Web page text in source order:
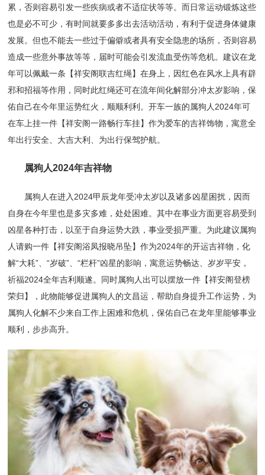
累，否则容易引发一些疾病或者不适症状等等。而日常运动锻炼这些
也是必不可少，有时间就要多多出去活动活动，有利于促进身体健康
发展。但也不能去一些过于偏僻或者具有安全隐患的场所，否则容易
造成一些意外事故等等，届时可能会引发流血受伤等危机。建议在龙
年可以佩戴一条【祥安阁联吉红绳】在身上，因红色在风水上具有辟
邪和招福等作用，同时此红绳还可在流年间化解部分冲太岁影响，保
佑自己在今年里运势红火，顺顺利利。开车一族的属狗人2024年可
在车上挂一件【祥安阁一路畅行车挂】作为爱车的吉祥饰物，寓意全
年出行安全、大吉大利、为出行保驾护航。
属狗人2024年吉祥物
属狗人在进入2024甲辰龙年受冲太岁以及诸多凶星困扰，因而
自身在今年里也是多灾多难，处处困难。其中在事业方面更容易受到
凶星各种打击，以至于自身运势大跌，事业受损严重。为此建议属狗
人请购一件【祥安阁浴凤报晓吊坠】作为2024年的开运吉祥物，化
解“大耗”、“岁破”、“栏杆”凶星的影响，寓意运势畅达、岁岁平安，
祈福2024全年吉利顺遂。同时属狗人出可以摆放一件【祥安阁登榜
荣归】，此物能够促进属狗人的文昌运，帮助自身提升工作运势，为
属狗人化解不少来自工作上困难和危机，保佑自己在龙年里能够事业
顺利，步步高升。